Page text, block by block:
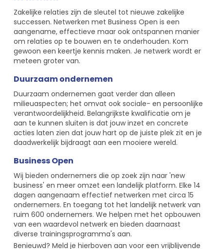
Zakelijke relaties zijn de sleutel tot nieuwe zakelijke
successen. Netwerken met Business Open is een
aangename, effectieve maar ook ontspannen manier
om relaties op te bouwen en te onderhouden. Kom
gewoon een keertje kennis maken. Je netwerk wordt er
meteen groter van.
Duurzaam ondernemen
Duurzaam ondernemen gaat verder dan alleen
milieuaspecten; het omvat ook sociale- en persoonlijke
verantwoordelijkheid. Belangrijkste kwalificatie om je
aan te kunnen sluiten is dat jouw inzet en concrete
acties laten zien dat jouw hart op de juiste plek zit en je
daadwerkelijk bijdraagt aan een mooiere wereld.
Business Open
Wij bieden ondernemers die op zoek zijn naar 'new
business' en meer omzet een landelijk platform. Elke 14
dagen aangenaam effectief netwerken met circa 15
ondernemers. En toegang tot het landelijk netwerk van
ruim 600 ondernemers. We helpen met het opbouwen
van een waardevol netwerk en bieden daarnaast
diverse trainingsprogramma's aan.
Benieuwd? Meld je hierboven aan voor een vrijblijvende